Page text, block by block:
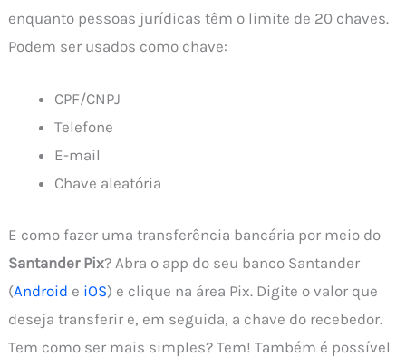
enquanto pessoas jurídicas têm o limite de 20 chaves.
Podem ser usados como chave:
CPF/CNPJ
Telefone
E-mail
Chave aleatória
E como fazer uma transferência bancária por meio do
Santander Pix? Abra o app do seu banco Santander
(Android e iOS) e clique na área Pix. Digite o valor que
deseja transferir e, em seguida, a chave do recebedor.
Tem como ser mais simples? Tem! Também é possível